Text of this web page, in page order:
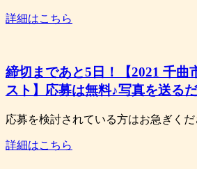
詳細はこちら
締切まであと5日！【2021 千曲
スト】応募は無料♪写真を送るだ
応募を検討されている方はお急ぎく
詳細はこちら